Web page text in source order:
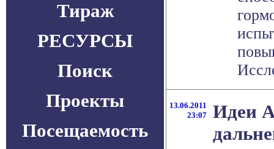
Тираж
РЕСУРСЫ
Поиск
Проекты
Посещаемость
13.06.2011
23:07
Идеи